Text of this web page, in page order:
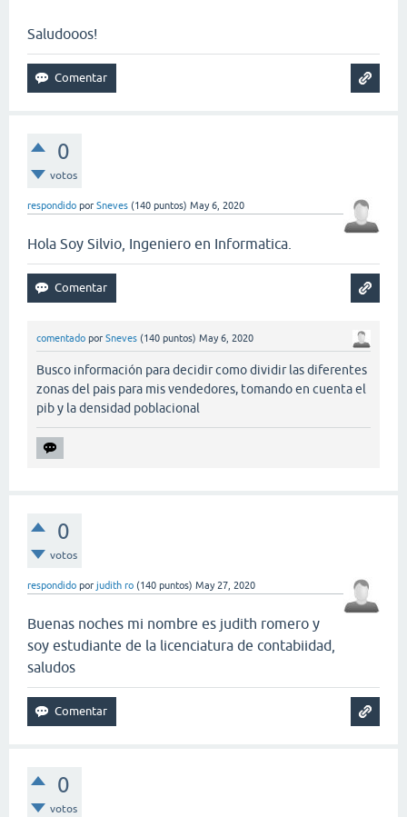
Saludooos!
0
votos
respondido por Sneves (140 puntos) May 6, 2020
Hola Soy Silvio, Ingeniero en Informatica.
comentado por Sneves (140 puntos) May 6, 2020
Busco información para decidir como dividir las diferentes
zonas del pais para mis vendedores, tomando en cuenta el
pib y la densidad poblacional
0
votos
respondido por judith ro (140 puntos) May 27, 2020
Buenas noches mi nombre es judith romero y
soy estudiante de la licenciatura de contabiidad,
saludos
0
votos